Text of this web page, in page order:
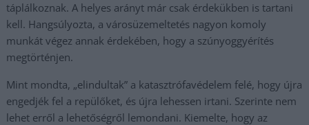
táplálkoznak. A helyes arányt már csak érdekükben is tartani
kell. Hangsúlyozta, a városüzemeltetés nagyon komoly
munkát végez annak érdekében, hogy a szúnyoggyérítés
megtörténjen.
Mint mondta, „elindultak” a katasztrófavédelem felé, hogy újra
engedjék fel a repülőket, és újra lehessen irtani. Szerinte nem
lehet erről a lehetőségről lemondani. Kiemelte, hogy az